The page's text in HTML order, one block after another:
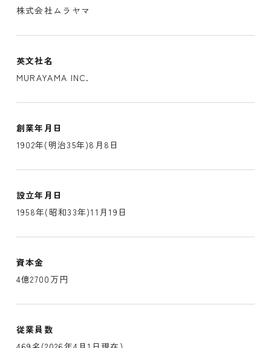
株式会社ムラヤマ
英文社名
MURAYAMA INC.
創業年月日
1902年(明治35年)8月8日
設立年月日
1958年(昭和33年)11月19日
資本金
4億2700万円
従業員数